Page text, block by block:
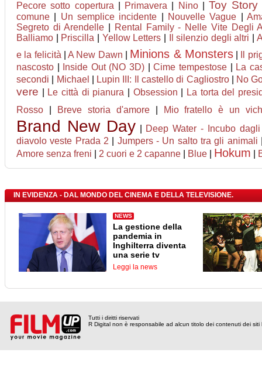
Pecore sotto copertura
Primavera Nino| Toy Story
comune Un semplice incidente Nouvelle Vague |
Segreto di Arendelle
Rental Family - Nelle Vite Degli
Balliamo
Priscilla Yellow Letters Il silenzio degli altri
e la felicità |A New Dawn Minions & Monsters|
Il
nascosto
Inside Out (NO 3D) |Cime tempestose|
La
secondi
Michael Lupin III: Il castello di Cagliostro| No
vere Le città di pianura Obsession
La torta del
Rosso
Breve storia d'amore| Mio fratello è un
Brand New Day
Deep Water - Incubo
diavolo veste Prada 2
Jumpers - Un salto tra gli animali
Amore senza freni
2 cuori e 2 capanne Blue Hokum
IN EVIDENZA - DAL MONDO DEL CINEMA E DELLA TELEVISIONE.
NEWS
La gestione della
pandemia in
Inghilterra diventa
una serie tv
Leggi la news
Tutti i diritti riservati
R Digital non è responsabile ad alcun titolo dei contenuti dei siti